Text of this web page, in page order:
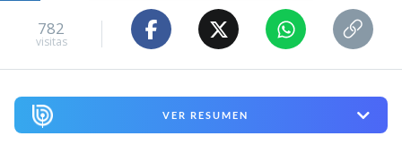
782
visitas
VER RESUMEN